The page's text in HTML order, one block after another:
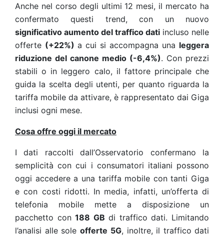
Anche nel corso degli ultimi 12 mesi, il mercato ha
confermato questi trend, con un nuovo
significativo aumento del traffico dati incluso nelle
offerte (+22%) a cui si accompagna una leggera
riduzione del canone medio (-6,4%). Con prezzi
stabili o in leggero calo, il fattore principale che
guida la scelta degli utenti, per quanto riguarda la
tariffa mobile da attivare, è rappresentato dai Giga
inclusi ogni mese.
Cosa offre oggi il mercato
I dati raccolti dall’Osservatorio confermano la
semplicità con cui i consumatori italiani possono
oggi accedere a una tariffa mobile con tanti Giga
e con costi ridotti. In media, infatti, un’offerta di
telefonia mobile mette a disposizione un
pacchetto con188 GB di traffico dati. Limitando
l’analisi alle sole offerte 5G, inoltre, il traffico dati